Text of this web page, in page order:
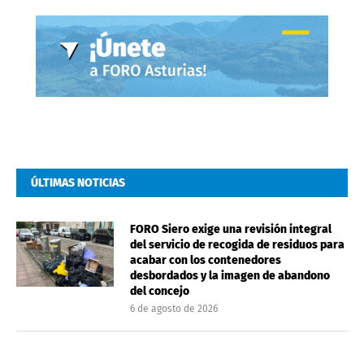
ÚLTIMAS NOTICIAS
FORO Siero exige una revisión integral
del servicio de recogida de residuos para
acabar con los contenedores
desbordados y la imagen de abandono
del concejo
6 de agosto de 2026